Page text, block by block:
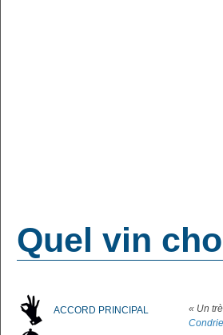
Quel vin
ACCORD PRINCIPAL
« Un